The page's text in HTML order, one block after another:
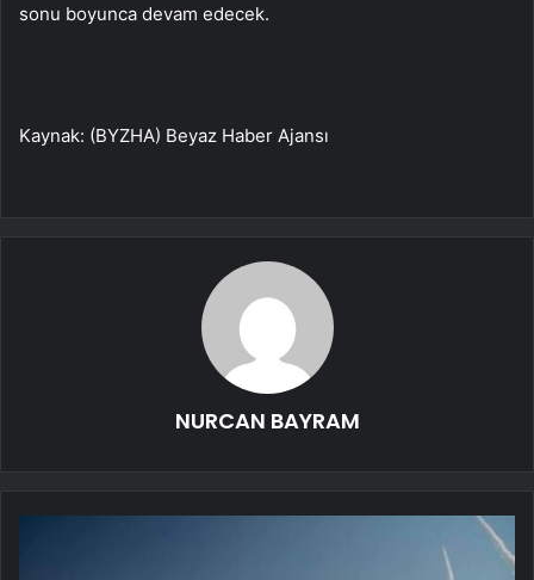
sonu boyunca devam edecek.
Kaynak: (BYZHA) Beyaz Haber Ajansı
NURCAN BAYRAM